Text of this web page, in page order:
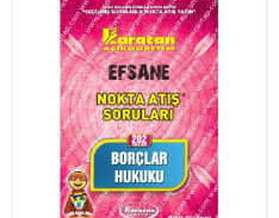
2. SINIF 4. YARIYIL TARİH
3. SINIF 5. YARIYIL TARİH
3. SINIF 6. YARIYIL TARİH
4. SINIF 7. YARIYIL TARİH